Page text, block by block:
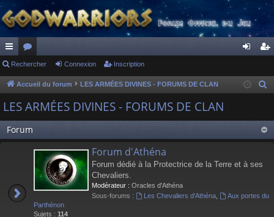
ac
co
ur
ci
s
or
u
m
s
ne
on
cri
on
Rechercher Connexion Inscription
Accueil du forum LES ARMÉES DIVINES - FORUMS DE CLAN
e
LES ARMÉES DIVINES - FORUMS DE CLAN
Forum
Forum d'Athéna
Forum dédié à la Protectrice de la Terre et à ses
Chevaliers.
Modérateur : Oracles d'Athéna
Sous-forums :
Les Chevaliers d'Athéna,
Aux portes du
Parthénon
Sujets : 114